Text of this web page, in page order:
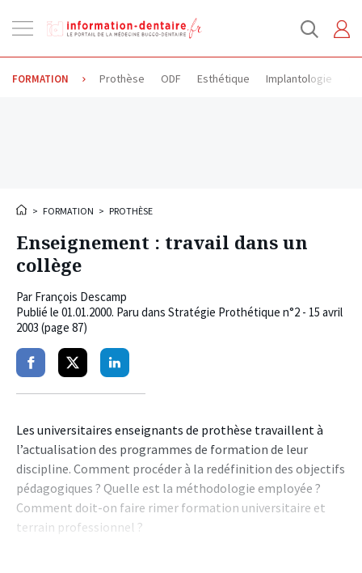
la
FORMATION Prothèse ODF Esthétique Implantologie
> FORMATION > PROTHÈSE
Enseignement : travail dans un
collège
Par François Descamp
Publié le 01.01.2000. Paru dans Stratégie Prothétique n°2 - 15 avril
2003 (page 87)
PartagerPartagerPartager
Les universitaires enseignants de prothèse travaillent à
l’actualisation des programmes de formation de leur
discipline. Comment procéder à la redéfinition des objectifs
pédagogiques ? Quelle est la méthodologie employée ?
Comment doit-on faire rimer formation universitaire et
terrain professionnel ?